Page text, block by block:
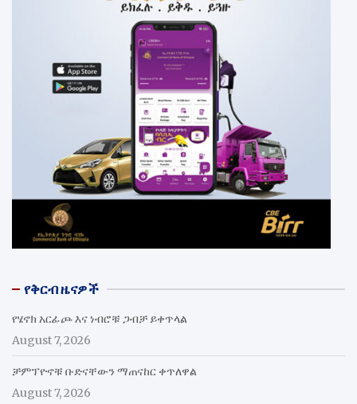
የቅርብ ዜናዎች
የሄኖክ አርፊጮ እና ነብሮቹ ጋብቻ ይቀጥላል
August 7, 2026
ቻምፕዮኖቹ ቡድናቸውን ማጠናከር ቀጥለዋል
August 7, 2026